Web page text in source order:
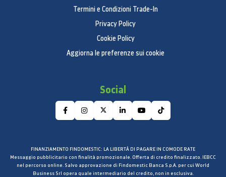
Fine Programmata:Sì
Diamond
Digital Inverter
Velocità centrifuga max (n° giri/min):1400rpm
StayClean Drawer:Sì
Programmi
Programmi addizionali: eCotone, Lavaggio
Rapido 15'
Baby care (pelli sensibili): Sì
Termini e Condizioni Trade-In
Privacy Policy
Cookie Policy
Aggiorna le preferenze sui cookie
Social
FINANZIAMENTO FINDOMESTIC: LA LIBERTÀ DI PAGARE IN COMODE RATE
Messaggio pubblicitario con finalità promozionale. Offerta di credito finalizzato. IEBCC
nel percorso online. Salvo approvazione di Findomestic Banca S.p.A. per cui World
Business Srl opera quale intermediario del credito, non in esclusiva.